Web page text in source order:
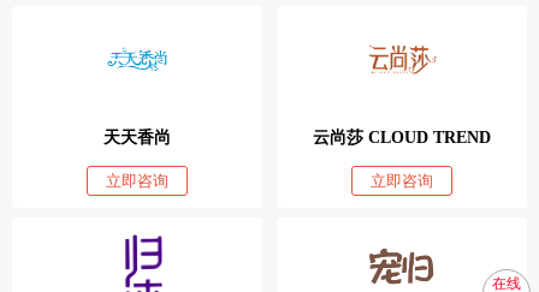
天天香尚
立即咨询
云尚莎 CLOUD TREND
立即咨询
在线